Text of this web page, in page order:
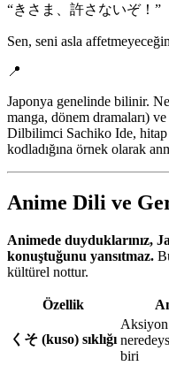
“きさま、許さないぞ！ ”
Sen, seni asla
📍
Japonya genelinde bilinir.
manga, dönem dramaları)
Dilbilimci Sachiko Ide,
kodladığına örnek olarak
Anime Dili ve
Animede duyduklarınız,
konuştuğunu yansıtmaz.
kültürel nottur.
Özellik
くそ (kuso) sıklığı
Aksiyon
biri